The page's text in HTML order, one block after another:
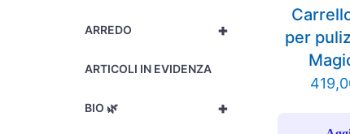
+
ARREDO
ARTICOLI IN EVIDENZA
+
BIO 🌿
per